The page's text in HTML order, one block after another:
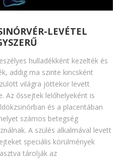
LEVÉTEL
hulladékként kezelték és
addig ma szinte kincsként
világra jöttekor levett
Az őssejtek lelőhelyeként is
és a placentában
számos betegség
A szülés alkalmával levett
speciális körülmények
tárolják az